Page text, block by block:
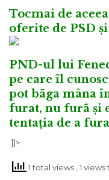
Tocmai de
oferite de PSD
PND-ul lui
pe care îl
pot bãga mâna
furat, nu furã și
tentația de a
]]>
1 total views , 1